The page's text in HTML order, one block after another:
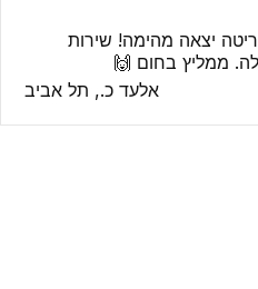
יצאה מהימה! שירות
ממליץ בחום 🙌
אלעד כ., תל אביב